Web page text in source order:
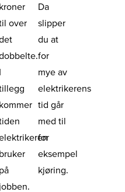
kroner
over
I
kommer
bruker
på
jobben.
Da
slipper
du at
for
mye av
elektrikerens
tid går
med til
for
eksempel
kjøring.